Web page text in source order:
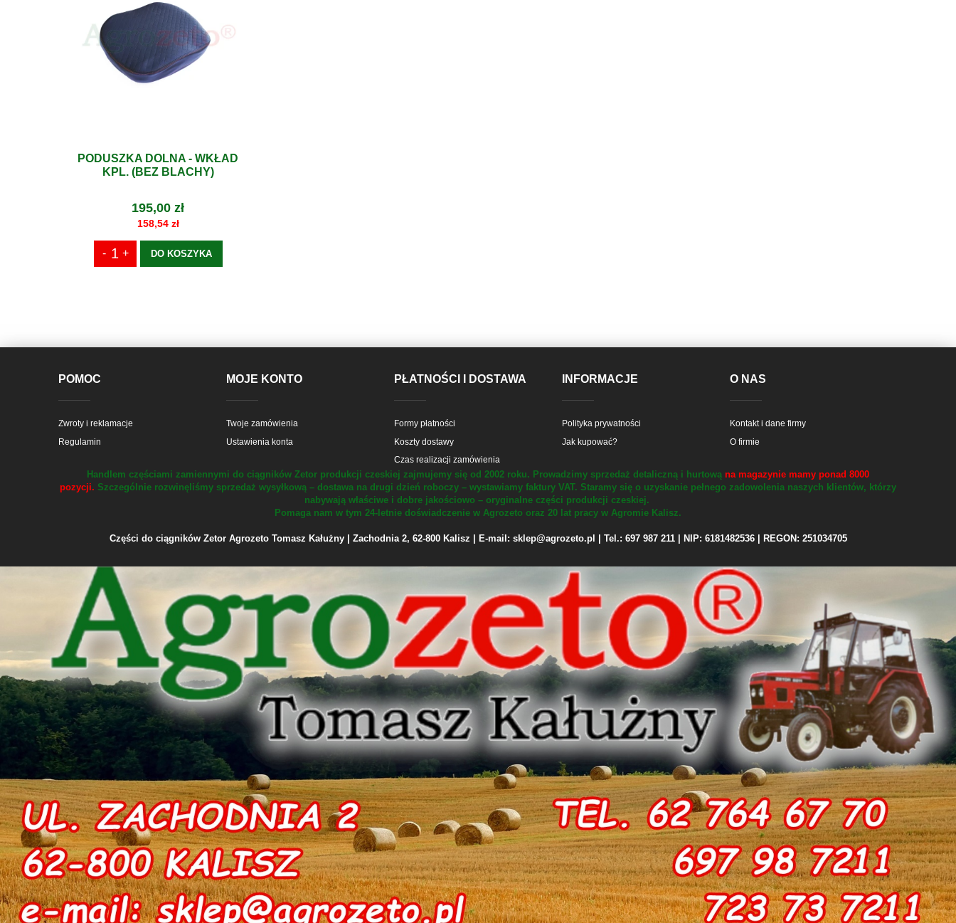
PODUSZKA DOLNA - WKŁAD
KPL. (BEZ BLACHY)
195,00 zł
158,54 zł
DO KOSZYKA
POMOC
Zwroty i reklamacje
Regulamin
MOJE KONTO
Twoje zamówienia
Ustawienia konta
PŁATNOŚCI I DOSTAWA
Formy płatności
Koszty dostawy
Czas realizacji zamówienia
INFORMACJE
Polityka prywatności
Jak kupować?
O NAS
Kontakt i dane firmy
O firmie
Handlem częściami zamiennymi do ciągników Zetor produkcji czeskiej zajmujemy się od 2002 roku. Prowadzimy sprzedaż detaliczną i hurtową na magazynie mamy ponad 8000
pozycji. Szczególnie rozwinęliśmy sprzedaż wysyłkową – dostawa na drugi dzień roboczy – wystawiamy faktury VAT. Staramy się o uzyskanie pełnego zadowolenia naszych klientów, którzy
nabywają właściwe i dobre jakościowo – oryginalne części produkcji czeskiej.
Pomaga nam w tym 24-letnie doświadczenie w Agrozeto oraz 20 lat pracy w Agromie Kalisz.
Części do ciągników Zetor Agrozeto Tomasz Kałużny | Zachodnia 2, 62-800 Kalisz | E-mail: sklep@agrozeto.pl | Tel.: 697 987 211 | NIP: 6181482536 | REGON: 251034705